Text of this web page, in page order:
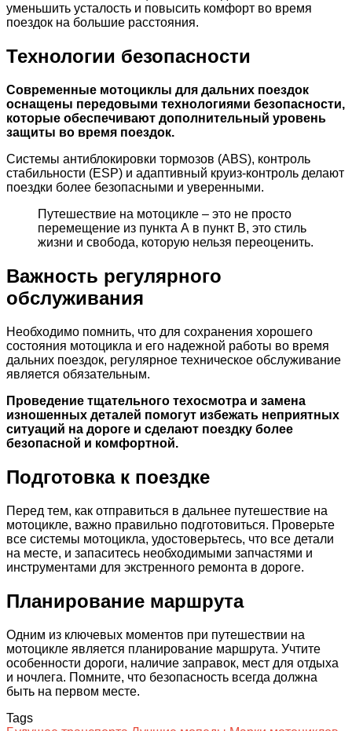
уменьшить усталость и повысить комфорт во время
поездок на большие расстояния.
Технологии безопасности
Современные мотоциклы для дальних поездок
оснащены передовыми технологиями безопасности,
которые обеспечивают дополнительный уровень
защиты во время поездок.
Системы антиблокировки тормозов (ABS), контроль
стабильности (ESP) и адаптивный круиз-контроль делают
поездки более безопасными и уверенными.
Путешествие на мотоцикле – это не просто
перемещение из пункта А в пункт В, это стиль
жизни и свобода, которую нельзя переоценить.
Важность регулярного
обслуживания
Необходимо помнить, что для сохранения хорошего
состояния мотоцикла и его надежной работы во время
дальних поездок, регулярное техническое обслуживание
является обязательным.
Проведение тщательного техосмотра и замена
изношенных деталей помогут избежать неприятных
ситуаций на дороге и сделают поездку более
безопасной и комфортной.
Подготовка к поездке
Перед тем, как отправиться в дальнее путешествие на
мотоцикле, важно правильно подготовиться. Проверьте
все системы мотоцикла, удостоверьтесь, что все детали
на месте, и запаситесь необходимыми запчастями и
инструментами для экстренного ремонта в дороге.
Планирование маршрута
Одним из ключевых моментов при путешествии на
мотоцикле является планирование маршрута. Учтите
особенности дороги, наличие заправок, мест для отдыха
и ночлега. Помните, что безопасность всегда должна
быть на первом месте.
Tags